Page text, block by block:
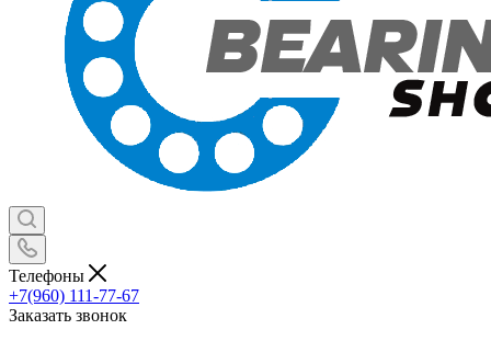
Телефоны
+7(960) 111-77-67
Заказать звонок